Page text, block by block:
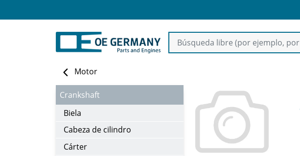
Motor
Crankshaft
Biela
Cabeza de cilindro
Cárter